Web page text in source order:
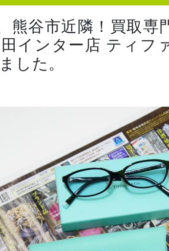
熊谷市近隣！買取専
インター店 ティフ
した。